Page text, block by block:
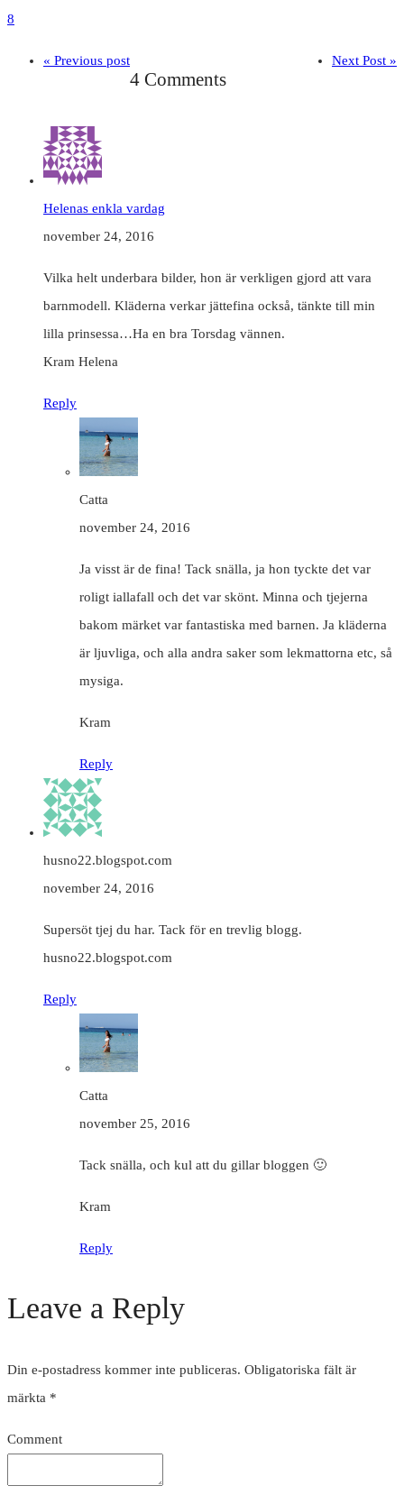
8
« Previous post Next Post »
4 Comments
Helenas enkla vardag
november 24, 2016
Vilka helt underbara bilder, hon är verkligen gjord att vara
barnmodell. Kläderna verkar jättefina också, tänkte till min
lilla prinsessa…Ha en bra Torsdag vännen.
Kram Helena
Reply
Catta
november 24, 2016
Ja visst är de fina! Tack snälla, ja hon tyckte det var
roligt iallafall och det var skönt. Minna och tjejerna
bakom märket var fantastiska med barnen. Ja kläderna
är ljuvliga, och alla andra saker som lekmattorna etc, så
mysiga.
Kram
Reply
husno22.blogspot.com
november 24, 2016
Supersöt tjej du har. Tack för en trevlig blogg.
husno22.blogspot.com
Reply
Catta
november 25, 2016
Tack snälla, och kul att du gillar bloggen 🙂
Kram
Reply
Leave a Reply
Din e-postadress kommer inte publiceras. Obligatoriska fält är
märkta *
Comment